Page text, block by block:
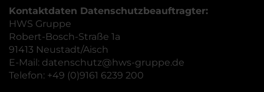
Kontaktdaten Datenschutzbeauftragter:
HWS Gruppe
Robert-Bosch-Straße 1a
91413 Neustadt/Aisch
E-Mail: datenschutz@hws-gruppe.de
Telefon: +49 (0)9161 6239 200